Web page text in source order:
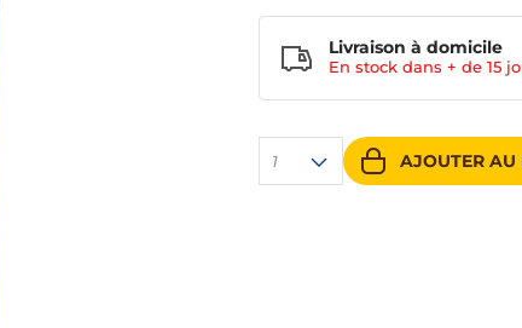
1 AJOUTER AU
Livraison à domicile
En stock dans + de 15